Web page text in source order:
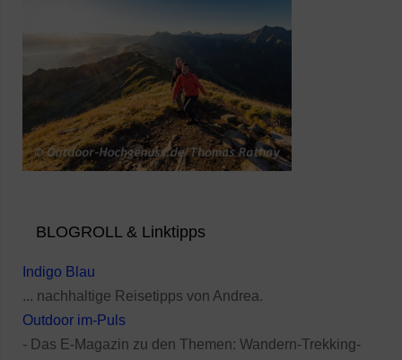
BLOGROLL & Linktipps
Indigo Blau
... nachhaltige Reisetipps von Andrea.
Outdoor im-Puls
- Das E-Magazin zu den Themen: Wandern-Trekking-